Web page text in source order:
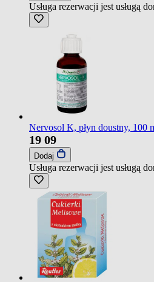
Usługa rezerwacji jest usługą
Nervosol K, płyn doustny, 100
19 09
Dodaj
Usługa rezerwacji jest usługą